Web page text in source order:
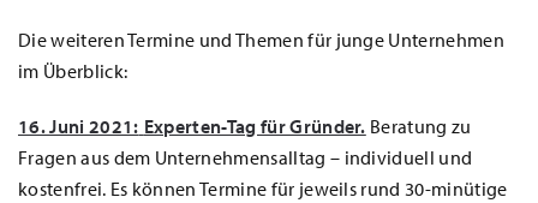
Die weiteren Termine und Themen für junge Unternehmen
im Überblick:
16. Juni 2021: Experten-Tag für Gründer. Beratung zu
Fragen aus dem Unternehmensalltag – individuell und
kostenfrei. Es können Termine für jeweils rund 30-minütige